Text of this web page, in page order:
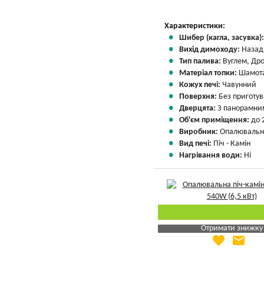
Характеристики:
Шибер (кагла,
Вихід димоходу:
Тип палива: Вуглем,
Матеріал топки:
Кожух печі: Чавунний
Поверхня: Без
Дверцята: З
Об'єм приміщення: до
Виробник:
Вид печі: Піч - Камін
Нагрівання води: Ні
Отримати знижку
Яка Ваша ціна
favorite email